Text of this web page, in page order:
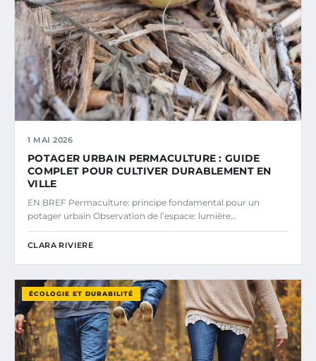
1 MAI 2026
POTAGER URBAIN PERMACULTURE : GUIDE
COMPLET POUR CULTIVER DURABLEMENT EN
VILLE
EN BREF Permaculture: principe fondamental pour un
potager urbain Observation de l’espace: lumière…
CLARA RIVIERE
ÉCOLOGIE ET DURABILITÉ